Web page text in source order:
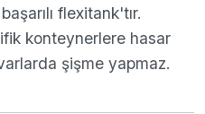
flexitank'tır.
konteynerlere hasar
şişme yapmaz.